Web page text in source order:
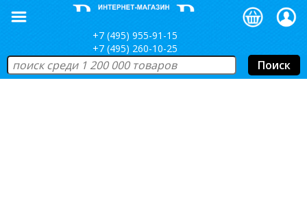
+7 (495) 955-91-15
+7 (495) 260-10-25